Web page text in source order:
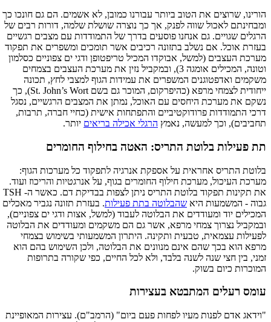
הורינו, שרוצים את הטוב ביותר עבורנו כמובן, לא אשמים. הם גם חונכו כך
ומבחינתם לאכול שווה לפנק, אך כך נוצרה שושלת שלמה, דורות רבים של
הרגלים שגויים. גם אנחנו פוסעים בדרך של התמודדות עם מצבים רגשיים
בעזרת אוכל. אם נשלב בתזונה רכיבים אשר תומכים ומשפרים את תפקוד
מערכת העצבים (למשל, אבוקדו המכיל טריפטופן ודגי ים צפוניים כסלמון
וטונה, המכילים אומגה 3), ובמקביל נזין את מערכת העצבים בצמחים
משקמים ואדפטוגנים המשפרים את עמידות הגוף למצבי לחץ, תכונה
ייחודית לצמחי מרפא (כהיפרקום, המוכר גם בשם St. John’s Wort), כך
נשקם את מערכת היחסים עם האוכל, נמתן את המצבים הרגשיים, נסגל
דרכי התמודדות פרודוקטיביים והתפתחות אישית (כחיי חברה, תרבות,
תחביבים), וכך למעשה, נאמץ הרגלי אכילה בריאים יותר.
תת פעילות בלוטת התריס: האטה בחילוף החומרים
בלוטת התריס אחראית על אספקת אנרגיה לתפקוד כל מערכות הגוף:
מערכת העיכול, מערכת חילוף החומרים בגוף, על אנרגטיות והריכוז ועוד.
את תקינות תפקוד בלוטת התריס ניתן לצפות בבדיקת דם. כאשר ה- TSH
גבוה - המשמעות היא שהבלוטה בתת פעילות. בעזרת תזונה נגביר מאכלים
המכילים יוד ומעודדים את הבלוטה לעבוד (למשל, אצות ודגי ים צפוניים),
ובמקביל נצרוך צמחי מרפא, אשר גם הם משקמים ומעודדים את הבלוטה
לפעילות עצמאית, טבעית ותקינה. היתרון המשמעותי בשימוש בצמחי
מרפא הוא בכך שהם אינם מנוונים את הבלוטה, ולכן השימוש בהם הוא
זמני, בין חצי שנה לשנה בלבד, ולא לכל החיים, כפי שקורה בתרופות
המוכרות כיום בשוק.
עומס רעלים המתבטא בעצירות
"וידאג אדם לפנות מעיו לפחות פעם ביום" (הרמב"ם). עצירות המאופיינת